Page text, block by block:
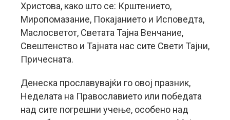
Христова, како што се: Крштението,
Миропомазание, Покајанието и Исповедта,
Маслосветот, Светата Тајна Венчaние,
Свештенство и Тајната нас сите Свети Тајни,
Причесната.
Денеска прославувајќи го овој празник,
Неделата на Православието или победата
над сите погрешни учење, особено над